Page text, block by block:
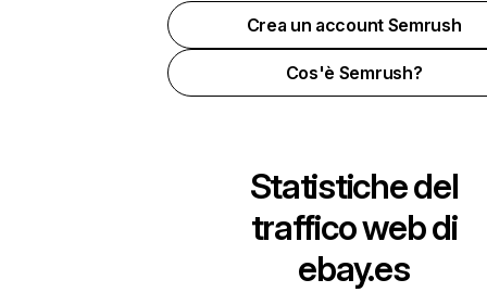
Crea un account Semrush
Cos'è Semrush?
Statistiche del
traffico web di
ebay.es